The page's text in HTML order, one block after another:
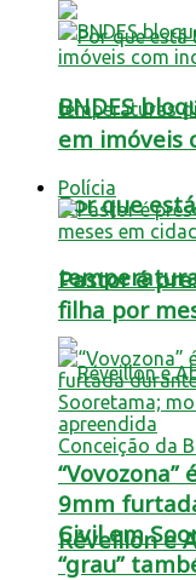
Por que
Réveillon e
BNDES
em imóveis
Polícia
Pastor é
filha por
9mm
Civil em
“grau”